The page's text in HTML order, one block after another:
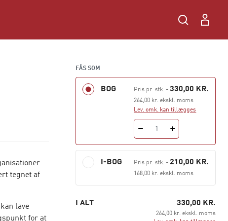
tegnet af
lave
for at
FÅS SOM
BOG Pris pr. stk. -330,00 KR.
264,00 kr. ekskl. moms
Lev. omk. kan tillægges
1
I-BOG Pris pr. stk. - 210,00 KR.
168,00 kr. ekskl. moms
I ALT 330,00 KR.
264,00 kr. ekskl. moms